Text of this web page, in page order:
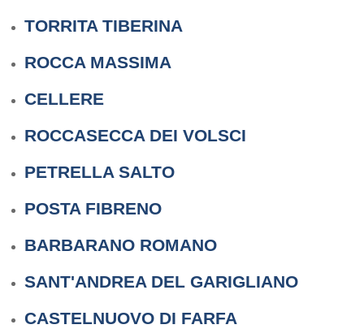
TORRITA TIBERINA
ROCCA MASSIMA
CELLERE
ROCCASECCA DEI VOLSCI
PETRELLA SALTO
POSTA FIBRENO
BARBARANO ROMANO
SANT'ANDREA DEL GARIGLIANO
CASTELNUOVO DI FARFA